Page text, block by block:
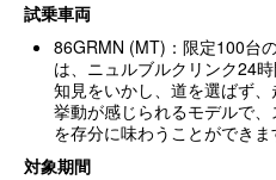
試乗車両
86GRMN (MT)：限定100台
は、ニュルブルクリンク24
知見をいかし、道を選ばず
挙動が感じられるモデルで
を存分に味わうことができま
対象期間